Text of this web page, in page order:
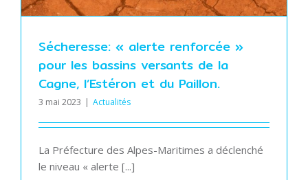
Sécheresse: « alerte renforcée »
pour les bassins versants de la
Cagne, l’Estéron et du Paillon.
3 mai 2023 | Actualités
La Préfecture des Alpes-Maritimes a déclenché
le niveau « alerte [...]